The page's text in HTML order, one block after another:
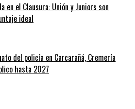
en el Clausura: Unión y Juniors son
ideal
del policía en Carcarañá, Cremería
hasta 2027